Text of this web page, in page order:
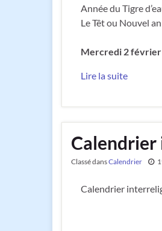
Année du Tigre
Le Têt ou Nouvel
Mercredi 2 février
Lire la suite
Classé dansCalendrier
Calendrier